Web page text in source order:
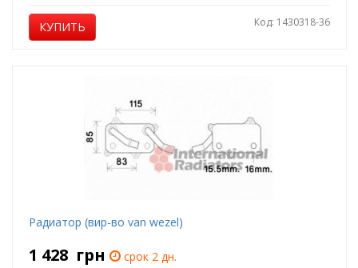
КУПИТЬ Код: 1430318-36
Радиатор (вир-во van wezel)
1 428 грн
срок 2 дн.